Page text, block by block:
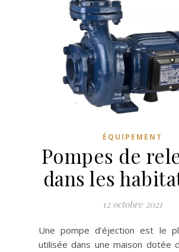
ÉQUIPEMENT
Pompes de
dans les
12 octobre 2021
Une pompe d’éjection est le plus souvent
utilisée dans une maison dotée